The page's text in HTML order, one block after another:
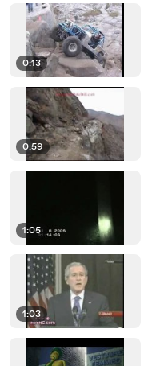
0:13
0:59
1:05
1:03